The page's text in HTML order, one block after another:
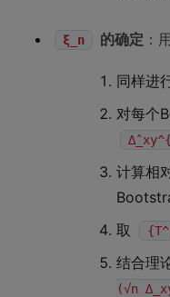
ξ_n 的确定 ：
同样进
对每个
计算相
取
结合理
(√n